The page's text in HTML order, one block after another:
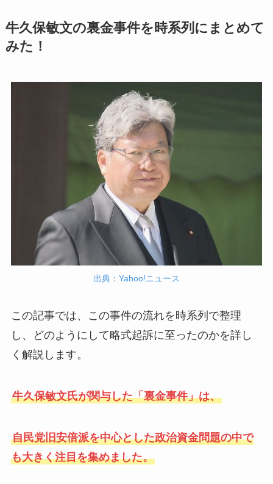
牛久保敏文の裏金事件を時系列にまとめて
みた！
出典：Yahoo!ニュース
この記事では、この事件の流れを時系列で整理
し、どのようにして略式起訴に至ったのかを詳し
く解説します。
牛久保敏文氏が関与した「裏金事件」は、
自民党旧安倍派を中心とした政治資金問題の中で
も大きく注目を集めました。